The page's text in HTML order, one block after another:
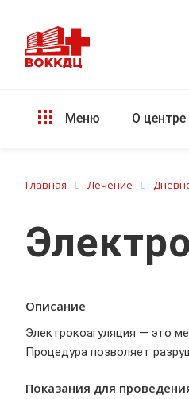
Меню О центре
Главная Лечение
Описание
Электрокоагуляция — это
Процедура позволяет
Показания для